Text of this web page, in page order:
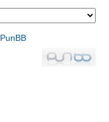
PunBB